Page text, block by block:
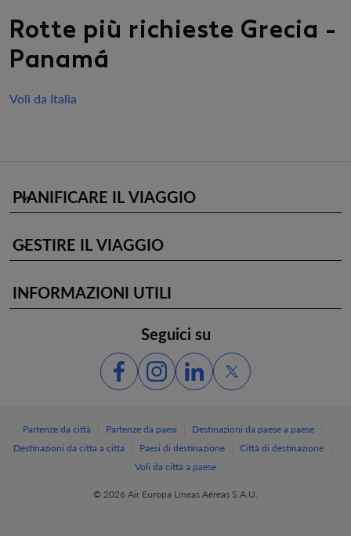
Rotte più richieste Grecia -
Panamá
Voli da Italia
PIANIFICARE IL VIAGGIO
keyboard_arrow_down
GESTIRE IL VIAGGIO
keyboard_arrow_down
INFORMAZIONI UTILI
keyboard_arrow_down
Seguici su
Partenze da città Partenze da paesi Destinazioni da paese a paese
Destinazioni da citta a citta Paesi di destinazione Città di destinazione
Voli da città a paese
© 2026 Air Europa Líneas Aéreas S.A.U.